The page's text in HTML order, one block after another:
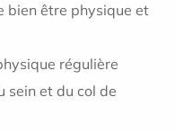
bien être physique et
régulière
sein et du col de